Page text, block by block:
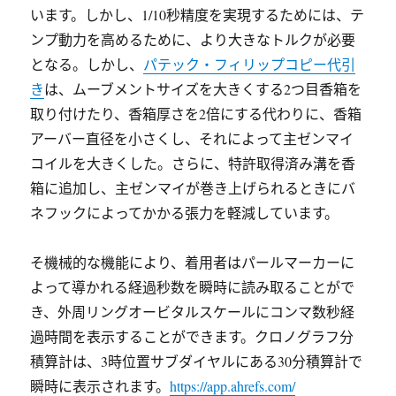
います。しかし、1/10秒精度を実現するためには、テ
ンプ動力を高めるために、より大きなトルクが必要
となる。しかし、 パテック・フィリップコピー代引
きは、ムーブメントサイズを大きくする2つ目香箱を
取り付けたり、香箱厚さを2倍にする代わりに、香箱
アーバー直径を小さくし、それによって主ゼンマイ
コイルを大きくした。さらに、特許取得済み溝を香
箱に追加し、主ゼンマイが巻き上げられるときにバ
ネフックによってかかる張力を軽減しています。
そ機械的な機能により、着用者はパールマーカーに
よって導かれる経過秒数を瞬時に読み取ることがで
き、外周リングオービタルスケールにコンマ数秒経
過時間を表示することができます。クロノグラフ分
積算計は、3時位置サブダイヤルにある30分積算計で
瞬時に表示されます。https://app.ahrefs.com/